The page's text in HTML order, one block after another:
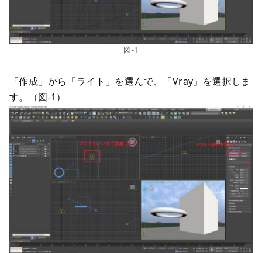
図-1
「作成」から「ライト」を選んで、「Vray」を選択しま
す。（図-1）